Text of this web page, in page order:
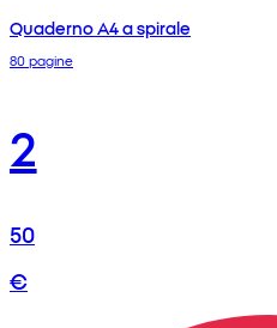
Quaderno A4 a spirale
80 pagine
2
50
€